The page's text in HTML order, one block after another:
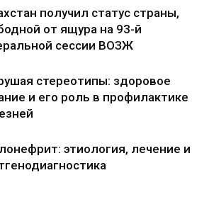
получил статус страны,
от ящура на 93-й
сессии ВОЗЖ
стереотипы: здоровое
и его роль в профилактике
этиология, лечение и